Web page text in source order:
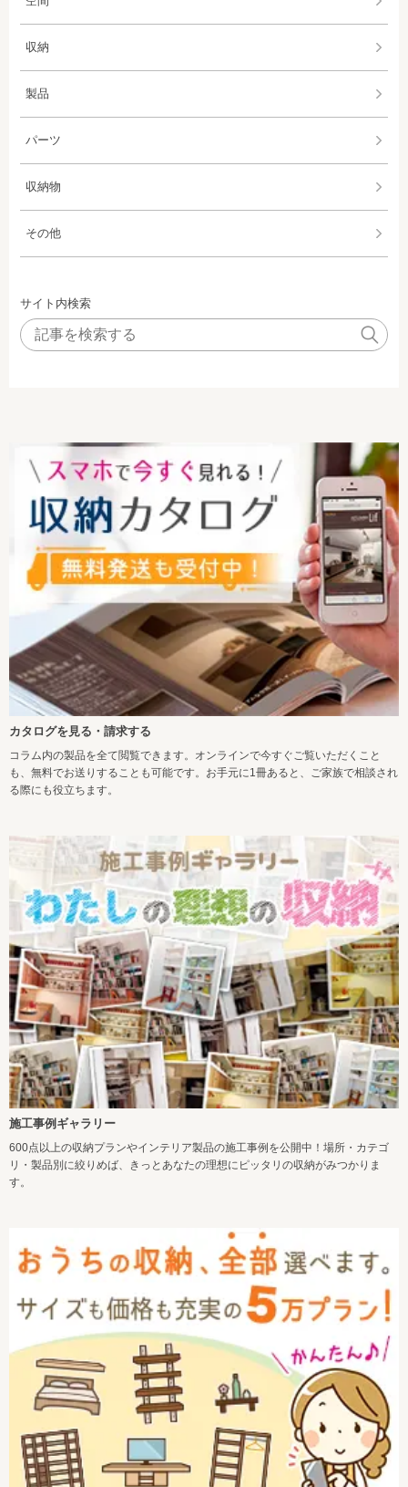
収納
製品
パーツ
収納物
その他
サイト内検索
カタログを見る・請求する
コラム内の製品を全て閲覧できます。オンラインで今すぐご覧いただくこと
も、無料でお送りすることも可能です。お手元に1冊あると、ご家族で相談され
る際にも役立ちます。
施工事例ギャラリー
600点以上の収納プランやインテリア製品の施工事例を公開中！場所・カテゴ
リ・製品別に絞りめば、きっとあなたの理想にピッタリの収納がみつかりま
す。